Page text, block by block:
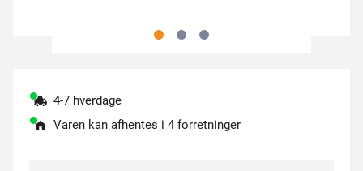
4-7 hverdage
Varen kan afhentes i 4 forretninger